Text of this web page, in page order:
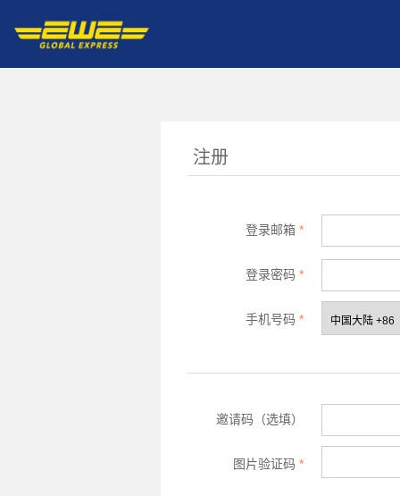
注册
登录邮箱 *
登录密码 *
手机号码 *
邀请码（选填）
图片验证码 *